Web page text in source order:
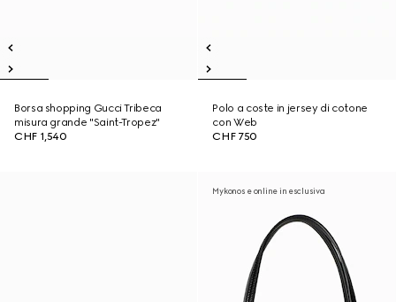
Borsa shopping Gucci Tribeca
misura grande "Saint-Tropez"
CHF 1,540
Polo a coste in jersey di cotone
con Web
CHF 750
Mykonos e online in esclusiva